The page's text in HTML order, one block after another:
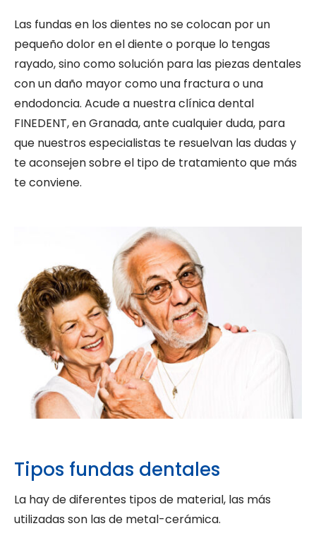
Las fundas en los dientes no se colocan por un
pequeño dolor en el diente o porque lo tengas
rayado, sino como solución para las piezas dentales
con un daño mayor como una fractura o una
endodoncia. Acude a nuestra clínica dental
FINEDENT, en Granada, ante cualquier duda, para
que nuestros especialistas te resuelvan las dudas y
te aconsejen sobre el tipo de tratamiento que más
te conviene.
Tipos fundas dentales
La hay de diferentes tipos de material, las más
utilizadas son las de metal-cerámica.